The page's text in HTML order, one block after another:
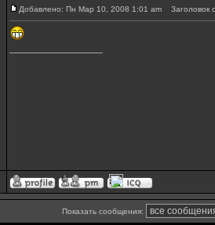
Добавлено: Пн Мар 10, 2008 1:01 am Заголовок
Показать сообщения: